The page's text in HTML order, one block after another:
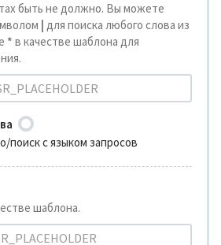
быть не должно. Вы можете
| для поиска любого слова из
* в качестве шаблона для
поиск с языком запросов
шаблона.